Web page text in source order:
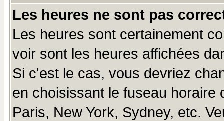
Les heures ne sont pas
Les heures sont certainement
voir sont les heures affichées
Si c'est le cas, vous devriez
en choisissant le fuseau
Paris, New York, Sydney, etc.